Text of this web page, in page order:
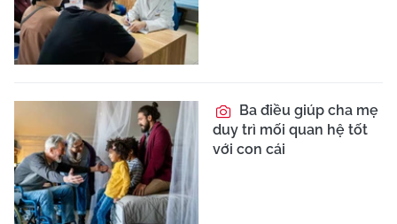
Ba điều giúp cha mẹ
duy trì mối quan hệ tốt
với con cái